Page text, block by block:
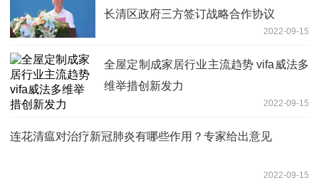
长清区政府三方签订战略合作协议
2022-09-15
全屋定制成家居行业主流趋势 vifa威法多
维举措创新发力
2022-09-15
连花清瘟对治疗新冠肺炎有哪些作用？专家给出意见
2022-09-15